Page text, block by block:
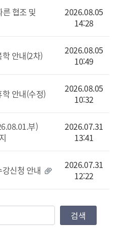
협조 및
2026.08.05
14:28
안내(2차)
2026.08.05
10:49
안내(수정)
2026.08.05
10:32
부)
2026.07.31
13:41
신청 안내
2026.07.31
12:22
검색